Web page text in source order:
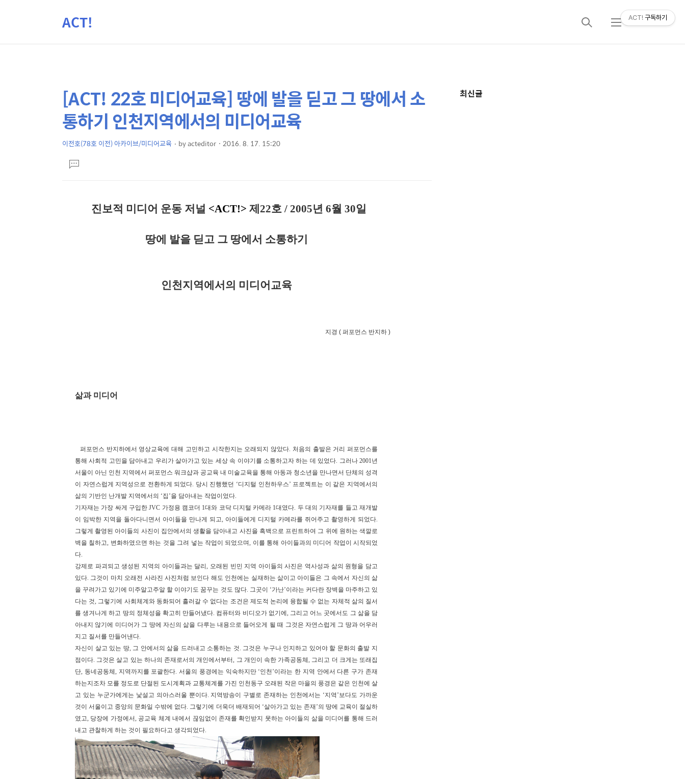
ACT!
검
메
상
세
컨
텐
본
문
제
목
[ACT! 22호 미디어교육] 땅에 발을 딛고 그 땅에서 소
통하기 인천지역에서의 미디어교육
이전호(78호 이전) 아카이브/미디어교육 byacteditor 2016. 8. 17. 15:20
문댓
글
진보적 미디어 운동 저널 <ACT!> 제22호 / 2005년 6월 30일
땅에 발을 딛고 그 땅에서 소통하기
인천지역에서의 미디어교육
지경 ( 퍼포먼스 반지하 )
삶과 미디어
퍼포먼스 반지하에서 영상교육에 대해 고민하고 시작한지는 오래되지 않았다. 처음의 출발은 거리 퍼포먼스를
통해 사회적 고민을 담아내고 우리가 살아가고 있는 세상 속 이야기를 소통하고자 하는 데 있었다. 그러나 2001년
서울이 아닌 인천 지역에서 퍼포먼스 워크샵과 공교육 내 미술교육을 통해 아동과 청소년을 만나면서 단체의 성격
이 자연스럽게 지역성으로 전환하게 되었다. 당시 진행했던 ‘디지털 인천하우스’ 프로젝트는 이 같은 지역에서의
삶의 기반인 난개발 지역에서의 ‘집’을 담아내는 작업이었다.
기자재는 가장 싸게 구입한 JVC 가정용 캠코더 1대와 코닥 디지털 카메라 1대였다. 두 대의 기자재를 들고 재개발
이 임박한 지역을 돌아다니면서 아이들을 만나게 되고, 아이들에게 디지털 카메라를 쥐어주고 촬영하게 되었다.
그렇게 촬영된 아이들의 사진이 집안에서의 생활을 담아내고 사진을 흑백으로 프린트하여 그 위에 원하는 색깔로
벽을 칠하고, 변화하였으면 하는 것을 그려 넣는 작업이 되었으며, 이를 통해 아이들과의 미디어 작업이 시작되었
다.
강제로 파괴되고 생성된 지역의 아이들과는 달리, 오래된 빈민 지역 아이들의 사진은 역사성과 삶의 원형을 담고
있다. 그것이 마치 오래전 사라진 사진처럼 보인다 해도 인천에는 실재하는 삶이고 아이들은 그 속에서 자신의 삶
을 꾸려가고 있기에 미주알고주알 할 이야기도 꿈꾸는 것도 많다. 그곳이 ‘가난’이라는 커다란 장벽을 마주하고 있
다는 것, 그렇기에 사회체계와 동화되어 흘러갈 수 없다는 조건은 제도적 논리에 융합될 수 없는 자체적 삶의 질서
를 생겨나게 하고 땅의 정체성을 확고히 만들어냈다. 컴퓨터와 비디오가 없기에, 그리고 어느 곳에서도 그 삶을 담
아내지 않기에 미디어가 그 땅에 자신의 삶을 다루는 내용으로 들어오게 될 때 그것은 자연스럽게 그 땅과 어우러
지고 질서를 만들어낸다.
자신이 살고 있는 땅, 그 안에서의 삶을 드러내고 소통하는 것. 그것은 누구나 인지하고 있어야 할 문화의 출발 지
점이다. 그것은 살고 있는 하나의 존재로서의 개인에서부터, 그 개인이 속한 가족공동체, 그리고 더 크게는 또래집
단, 동네공동체, 지역까지를 포괄한다. 서울의 풍경에는 익숙하지만 ‘인천’이라는 한 지역 안에서 다른 구가 존재
하는지조차 모를 정도로 단절된 도시계획과 교통체계를 가진 인천동구 오래된 작은 마을의 풍경은 같은 인천에 살
고 있는 누군가에게는 낯설고 의아스러울 뿐이다. 지역방송이 구별로 존재하는 인천에서는 ‘지역’보다도 가까운
것이 서울이고 중앙의 문화일 수밖에 없다. 그렇기에 더욱더 배재되어 ‘살아가고 있는 존재’의 땅에 교육이 절실하
였고, 당장에 가정에서, 공교육 체계 내에서 끊임없이 존재를 확인받지 못하는 아이들의 삶을 미디어를 통해 드러
내고 관찰하게 하는 것이 필요하다고 생각되었다.
추
최신글
ACT! 구독하기